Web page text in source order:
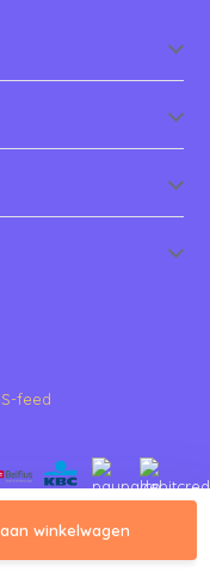
winkelwagen
feed